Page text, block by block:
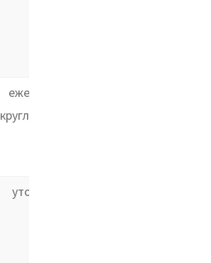
ежедневно,
круглосуточно
уточняйте